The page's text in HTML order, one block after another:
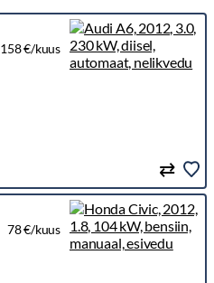
158 €/kuus
78 €/kuus